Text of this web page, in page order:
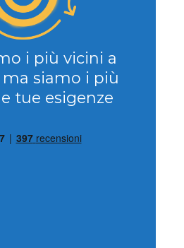
i più vicini a
ma siamo i più
tue esigenze